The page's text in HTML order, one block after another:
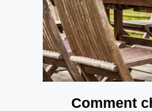
Comment